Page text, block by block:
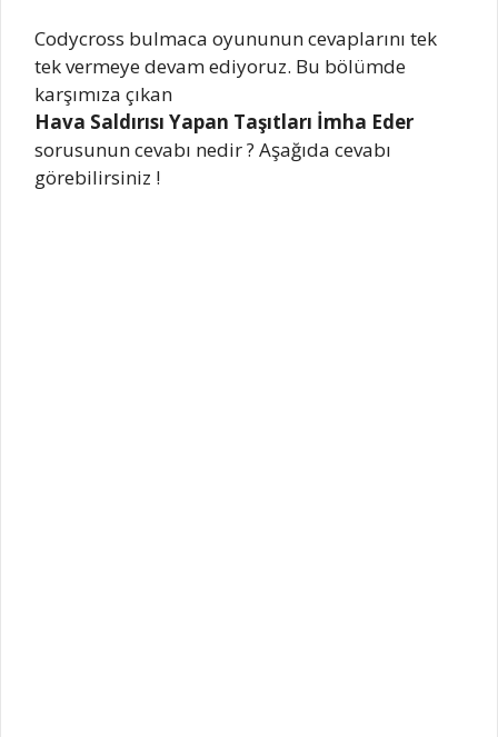
Codycross bulmaca oyununun cevaplarını tek
tek vermeye devam ediyoruz. Bu bölümde
karşımıza çıkan
Hava Saldırısı Yapan Taşıtları İmha Eder
sorusunun cevabı nedir ? Aşağıda cevabı
görebilirsiniz !